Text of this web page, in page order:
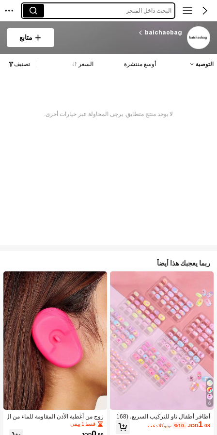
البحث داخل المتجر
baichaobag
متابع
التوصية أوسع منتشرة السعر تصنيف
لا يوجد منتج متطابق. يرجى المحاولة عبر خيارات أخرى.
ربما يعجبك هذا أيضاً
6
أظافر أطفال ناو للتركيب السريع، (168
قطعة و 24 قطعة) أظافر صناعية مسبقة
اللصق للأطفال، مجموعة أظافر صناعية
JOD1.08
%10- بعد الكوبون
زوج من أغطية الأذن المقاومة للماء من ال
سيليكون لصبغ الشعر، أداة تصفيف الشع
ر في صالون الحلاقة
فقط 1 بيقي